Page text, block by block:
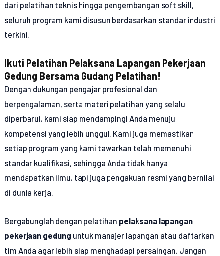
dari pelatihan teknis hingga pengembangan soft skill,
seluruh program kami disusun berdasarkan standar industri
terkini.
Ikuti Pelatihan Pelaksana Lapangan Pekerjaan
Gedung Bersama Gudang Pelatihan!
Dengan dukungan pengajar profesional dan
berpengalaman, serta materi pelatihan yang selalu
diperbarui, kami siap mendampingi Anda menuju
kompetensi yang lebih unggul. Kami juga memastikan
setiap program yang kami tawarkan telah memenuhi
standar kualifikasi, sehingga Anda tidak hanya
mendapatkan ilmu, tapi juga pengakuan resmi yang bernilai
di dunia kerja.
Bergabunglah dengan pelatihan pelaksana lapangan
pekerjaan gedung untuk manajer lapangan atau daftarkan
tim Anda agar lebih siap menghadapi persaingan. Jangan